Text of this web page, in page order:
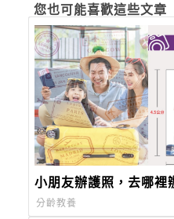
您也可能喜歡這些文章
小朋友辦護照，去哪裡
分齡教養